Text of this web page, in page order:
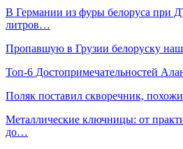
В Германии из фуры белоруса при
литров…
Пропавшую в Грузии белоруску
Топ-6 Достопримечательностей
Поляк поставил скворечник,
Металлические ключницы: от
до…